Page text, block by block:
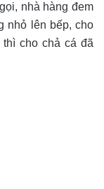
nhà hàng đem
nhỏ lên bếp, cho
cho chả cá đã